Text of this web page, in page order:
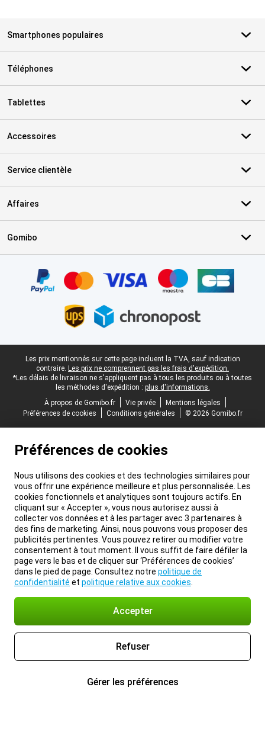
Smartphones populaires
Téléphones
Tablettes
Accessoires
Service clientèle
Affaires
Gomibo
Pied-de-page légal
Les prix mentionnés sur cette page incluent la TVA, sauf indication
contraire. Les prix ne comprennent pas les frais d'expédition.
*Les délais de livraison ne s'appliquent pas à tous les produits ou à toutes
les méthodes d'expédition : plus d'informations.
À propos de Gomibo.fr
Vie privée
Mentions légales
Préférences de cookies
Conditions générales © 2026 Gomibo.fr
Préférences de cookies
Nous utilisons des cookies et des technologies similaires pour
vous offrir une expérience meilleure et plus personnalisée. Les
cookies fonctionnels et analytiques sont toujours actifs. En
cliquant sur « Accepter », vous nous autorisez aussi à
collecter vos données et à les partager avec 3 partenaires à
des fins de marketing. Ainsi, nous pouvons vous proposer des
publicités pertinentes. Vous pouvez retirer ou modifier votre
consentement à tout moment. Il vous suffit de faire défiler la
page vers le bas et de cliquer sur ‘Préférences de cookies’
dans le pied de page. Consultez notre politique de
confidentialité et politique relative aux cookies
Accepter
Refuser
Gérer les préférences